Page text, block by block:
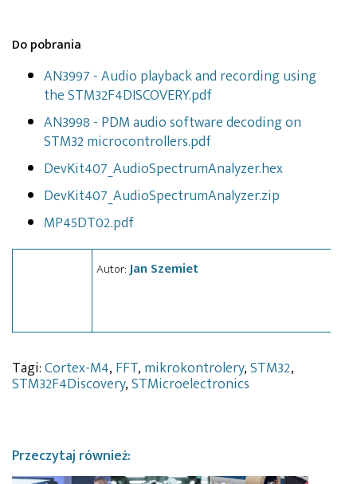
Do pobrania
AN3997 - Audio playback and recording using
the STM32F4DISCOVERY.pdf
AN3998 - PDM audio software decoding on
STM32 microcontrollers.pdf
DevKit407_AudioSpectrumAnalyzer.hex
DevKit407_AudioSpectrumAnalyzer.zip
MP45DT02.pdf
Autor:Jan Szemiet
Tagi:Cortex-M4, FFT, mikrokontrolery,STM32,
STM32F4Discovery,STMicroelectronics
Przeczytaj również: